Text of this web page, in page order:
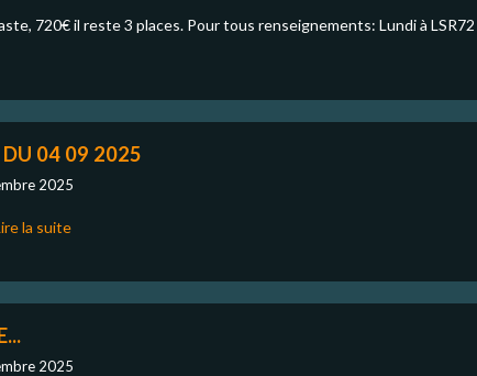
720€ il reste 3 places. Pour tous renseignements: Lundi à LSR72
DU 04 09 2025
2025
la suite
2025